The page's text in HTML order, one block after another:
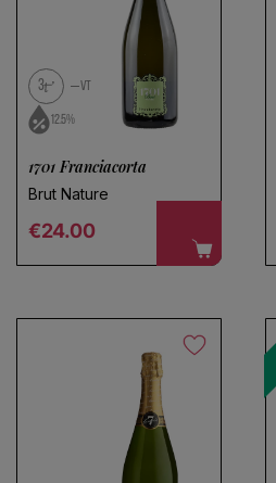
3 VT
12.5%
1701 Franciacorta
Brut Nature
Regular price
€24.00